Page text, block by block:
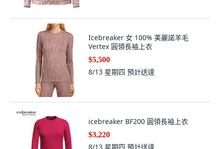
Icebreaker 女 100% 美麗諾羊毛
Vertex 圓領長袖上衣
$5,500
8/13 星期四 預計送達
icebreaker BF200 圓領長袖上衣
$3,220
8/13 星期四 預計送達